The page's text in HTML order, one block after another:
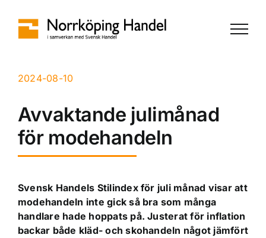
2024-08-10
Avvaktande julimånad
för modehandeln
Svensk Handels Stilindex för juli månad visar att
modehandeln inte gick så bra som många
handlare hade hoppats på. Justerat för inflation
backar både kläd- och skohandeln något jämfört